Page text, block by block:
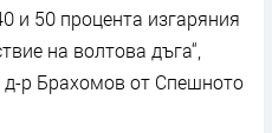
и 50 процента изгаряния
на волтова дъга“,
р Брахомов от Спешното